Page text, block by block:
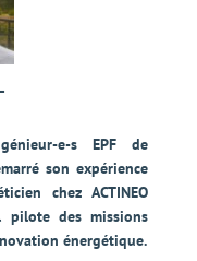
e-s EPF de
son expérience
chez ACTINEO
pilote des missions
énergétique.